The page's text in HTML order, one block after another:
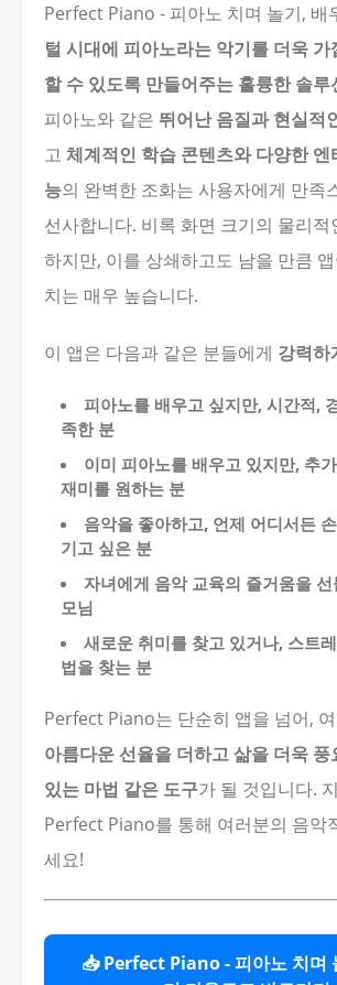
Perfect Piano - 피아노 치며 놀기, 배
털 시대에 피아노라는 악기를 더욱 가
할 수 있도록 만들어주는 훌륭한 솔루
피아노와 같은 뛰어난 음질과 현실적
고 체계적인 학습 콘텐츠와 다양한 엔
능의 완벽한 조화는 사용자에게 만족
선사합니다. 비록 화면 크기의 물리적
하지만, 이를 상쇄하고도 남을 만큼
치는 매우 높습니다.
이 앱은 다음과 같은 분들에게 강력하
피아노를 배우고 싶지만, 시간적,
족한 분
이미 피아노를 배우고 있지만, 추
재미를 원하는 분
음악을 좋아하고, 언제 어디서든
기고 싶은 분
자녀에게 음악 교육의 즐거움을
모님
새로운 취미를 찾고 있거나, 스트
법을 찾는 분
Perfect Piano는 단순히 앱을 넘어,
아름다운 선율을 더하고 삶을 더욱
있는 마법 같은 도구가 될 것입니다.
Perfect Piano를 통해 여러분의 음악
세요!
📥 Perfect Piano - 피아노 치며